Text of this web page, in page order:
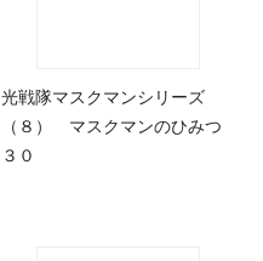
光戦隊マスクマンシリーズ
（８） マスクマンのひみつ
３０